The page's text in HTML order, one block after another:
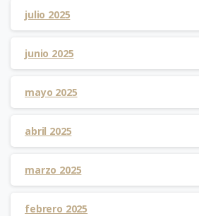
julio 2025
junio 2025
mayo 2025
abril 2025
marzo 2025
febrero 2025